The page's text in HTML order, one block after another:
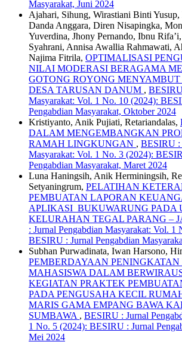
Masyarakat, Juni 2024
Ajahari, Sihung, Wirastiani Binti Yusup,
Danda Anggara, Diren Nisapingka,
Yuverdina, Jhony Pernando, Ibnu
Syahrani, Annisa Awallia Rahmawati,
Najima Fitrila, OPTIMALISASI
NILAI MODERASI BERAGAMA
GOTONG ROYONG
DESA TARUSAN DANUM ,
Masyarakat: Vol. 1 No. 10 (2024):
Pengabdian Masyarakat, Oktober 2024
Kristiyanto, Anik Pujiati, Retariandalas,
DALAM MENGEMBANGKAN
RAMAH LINGKUNGAN , BESIRU :
Masyarakat: Vol. 1 No. 3 (2024):
Pengabdian Masyarakat, Maret 2024
Luna Haningsih, Anik Herminingsih,
Setyaningrum, PELATIHAN
PEMBUATAN LAPORAN
APLIKASI BUKUWARUNG PADA
KELURAHAN TEGAL PARANG –
: Jurnal Pengabdian Masyarakat: Vol. 1
BESIRU : Jurnal Pengabdian
Subhan Purwadinata, Iwan Harsono,
PEMBERDAYAAN PENINGKATAN
MAHASISWA DALAM
KEGIATAN PRAKTEK
PADA PENGUSAHA KECIL
MARIS GAMA EMPANG BAWA
SUMBAWA , BESIRU : Jurnal
1 No. 5 (2024): BESIRU : Jurnal
Mei 2024